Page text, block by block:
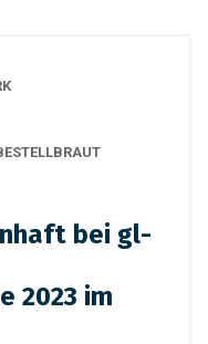
bei gl-
2023 im